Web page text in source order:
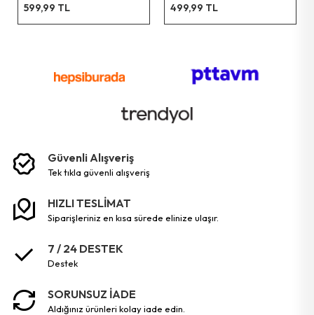
Sevgili Takı Koleksiyonu
599,99 TL
Serisi
499,99 TL
Güvenli Alışveriş
tek tikla güvenli̇ alişveri̇ş
HIZLI TESLİMAT
siparişleriniz en kısa sürede elinize ulaşır.
7 / 24 DESTEK
destek
SORUNSUZ İADE
aldığınız ürünleri kolay iade edin.